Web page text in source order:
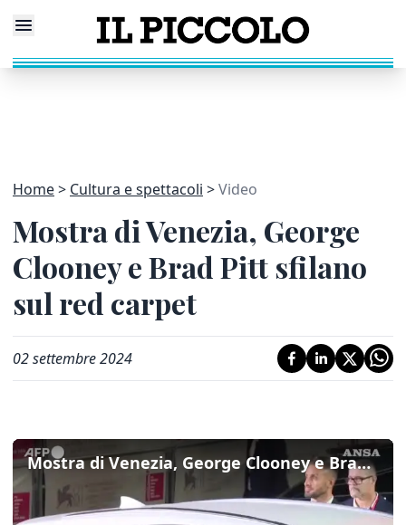
Home Cultura e spettacoli Video
Mostra di Venezia, George
Clooney e Brad Pitt sfilano
sul red carpet
02 settembre 2024
Mostra di Venezia, George Clooney e Brad Pitt sfilano sul red carpet